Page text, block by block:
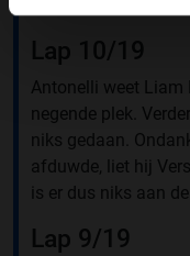
Verstappen rijdt
Lap 10/19
Antonelli weet Liam
negende plek.
niks gedaan.
afduwde, liet hij
is er dus niks aan
Lap 9/19